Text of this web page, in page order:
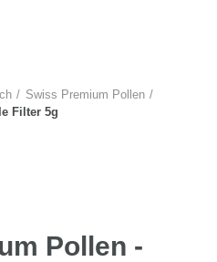
Swiss Premium Pollen
Filter 5g
Pollen -